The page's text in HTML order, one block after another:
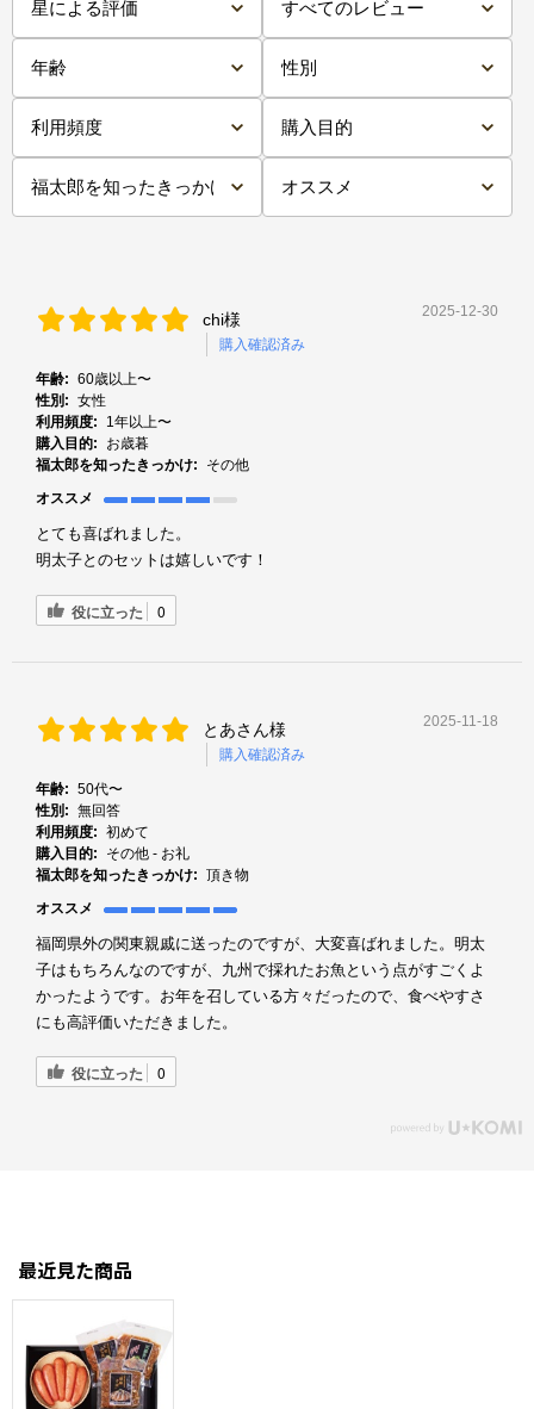
chi様
購入確認済み
2025-12-30
年齢: 60歳以上〜
性別: 女性
利用頻度:
1年以上〜
購入目的:
お歳暮
福太郎を知ったきっかけ:
その他
オススメ
とても喜ばれました。
明太子とのセットは嬉しいです！
役に立った 0
とあさん様
購入確認済み
2025-11-18
年齢: 50代〜
性別: 無回答
利用頻度: 初めて
購入目的:
その他 - お礼
福太郎を知ったきっかけ: 頂き物
オススメ
福岡県外の関東親戚に送ったのですが、大変喜ばれました。明太
子はもちろんなのですが、九州で採れたお魚という点がすごくよ
かったようです。お年を召している方々だったので、食べやすさ
にも高評価いただきました。
役に立った 0
最近見た商品